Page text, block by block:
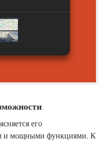
его
и мощными функциями. К